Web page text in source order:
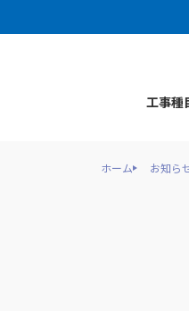
工事種
ホーム お知ら